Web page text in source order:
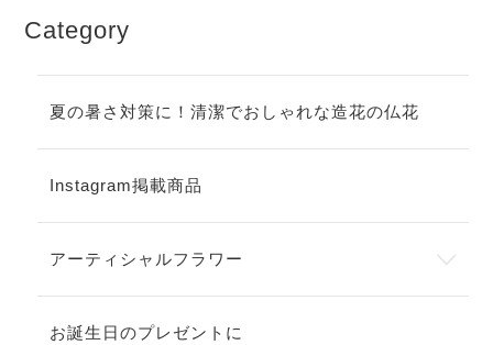
Category
夏の暑さ対策に！清潔でおしゃれな造花の仏花
Instagram掲載商品
アーティシャルフラワー
お誕生日のプレゼントに